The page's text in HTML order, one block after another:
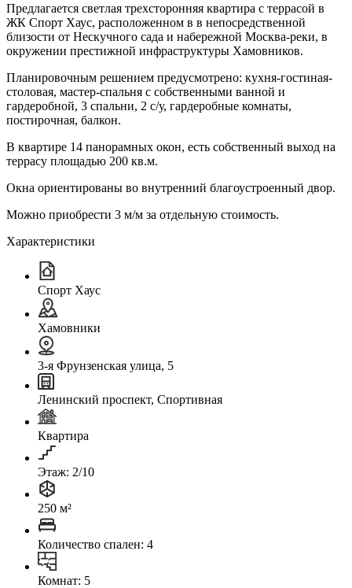
Предлагается светлая трехсторонняя квартира с террасой в
ЖК Спорт Хаус, расположенном в в непосредственной
близости от Нескучного сада и набережной Москва-реки, в
окружении престижной инфраструктуры Хамовников.
Планировочным решением предусмотрено: кухня-гостиная-
столовая, мастер-спальня с собственными ванной и
гардеробной, 3 спальни, 2 с/у, гардеробные комнаты,
постирочная, балкон.
В квартире 14 панорамных окон, есть собственный выход на
террасу площадью 200 кв.м.
Окна ориентированы во внутренний благоустроенный двор.
Можно приобрести 3 м/м за отдельную стоимость.
Характеристики
Спорт Хаус
Хамовники
3-я Фрунзенская улица, 5
Ленинский проспект, Спортивная
Квартира
Этаж: 2/10
250 м²
Количество спален: 4
Комнат: 5